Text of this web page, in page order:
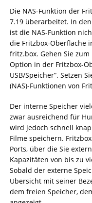
Die NAS-Funktion der
7.19 überarbeitet. In
ist die NAS-Funktion
die Fritzbox-Oberfläche
fritz.box. Gehen Sie
Option in der Fritzbox-
USB/Speicher“. Setzen
(NAS)-Funktionen von
Der interne Speicher
zwar ausreichend für
wird jedoch schnell
Filme speichern.
Ports, über die Sie
Kapazitäten von bis zu
Sobald der externe
Übersicht mit seiner
dem freien Speicher,